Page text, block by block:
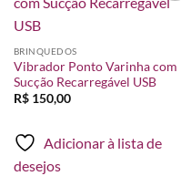
Adicionar
BRINQUEDOS
Vibrador Ponto Varinha com
Sucção Recarregável USB
R$150,00
Adicionar à lista de
desejos